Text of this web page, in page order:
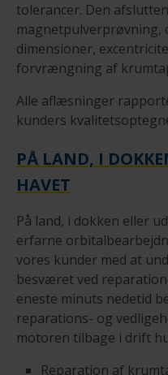
tolerancer. Den
magnetpulverprøvning,
dimensioner,
forvrængning af
Alle aflæsninger
kunders
PÅ LAND, I
HAVET
På land, i dokken eller
erfarne
vores kunder med at
besværet ved
eneste minuts nedetid
reparations- og
motoren tilbage i drift
Reparation af